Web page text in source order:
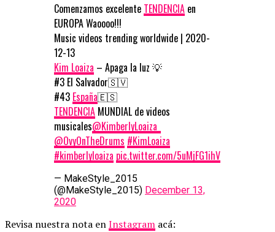
Comenzamos excelente TENDENCIA en
EUROPA Waoooo!!!
Music videos trending worldwide | 2020-
12-13
Kim Loaiza – Apaga la luz 💡
#3 El Salvador🇸🇻
#43 España🇪🇸
TENDENCIA MUNDIAL de videos
musicales@KimberlyLoaiza_
@OvyOnTheDrums #KimLoaiza
#kimberlyloaiza pic.twitter.com/5uMjFG1ihV
— MakeStyle_2015
(@MakeStyle_2015) December 13,
2020
Revisa nuestra nota enInstagram acá: